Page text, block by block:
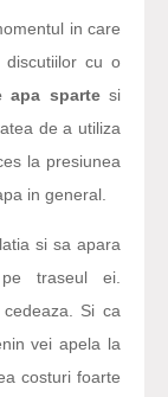
in care
discutiilor cu o
apa spartesi
de a utiliza
la presiunea
in general.
si sa apara
traseul ei.
Si ca
vei apela la
costuri foarte